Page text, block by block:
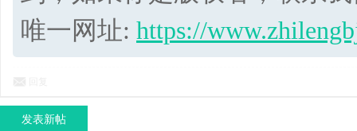
唯一网址: https://
发表新帖